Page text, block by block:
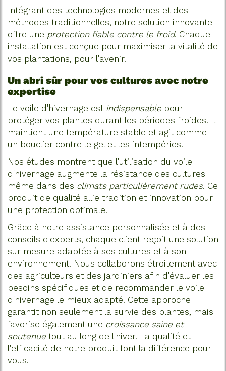
Intégrant des technologies modernes et des
méthodes traditionnelles, notre solution innovante
offre une protection fiable contre le froid. Chaque
installation est conçue pour maximiser la vitalité de
vos plantations, pour l'avenir.
Un abri sûr pour vos cultures avec notre
expertise
Le voile d'hivernage est indispensable pour
protéger vos plantes durant les périodes froides. Il
maintient une température stable et agit comme
un bouclier contre le gel et les intempéries.
Nos études montrent que l'utilisation du voile
d'hivernage augmente la résistance des cultures
même dans des climats particulièrement rudes. Ce
produit de qualité allie tradition et innovation pour
une protection optimale.
Grâce à notre assistance personnalisée et à des
conseils d'experts, chaque client reçoit une solution
sur mesure adaptée à ses cultures et à son
environnement. Nous collaborons étroitement avec
des agriculteurs et des jardiniers afin d'évaluer les
besoins spécifiques et de recommander le voile
d'hivernage le mieux adapté. Cette approche
garantit non seulement la survie des plantes, mais
favorise également une croissance saine et
soutenue tout au long de l'hiver. La qualité et
l'efficacité de notre produit font la différence pour
vous.